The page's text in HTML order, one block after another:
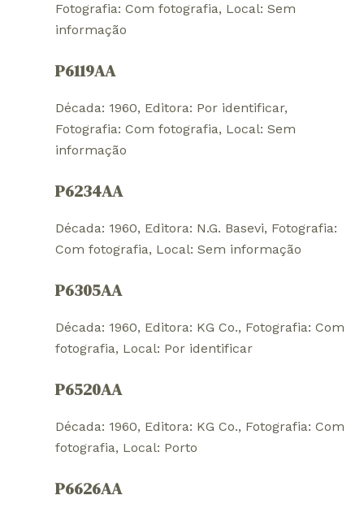
Fotografia: Com fotografia, Local: Sem
informação
P6119AA
Década: 1960, Editora: Por identificar
Fotografia: Com fotografia, Local: Sem
informação
P6234AA
Década: 1960, Editora: N.G. Basevi, Fotografia:
Com fotografia, Local: Sem informação
P6305AA
Década: 1960, Editora: KG Co., Fotografia: Com
fotografia, Local: Por identificar
P6520AA
Década: 1960, Editora: KG Co., Fotografia: Com
fotografia, Local: Porto
P6626AA